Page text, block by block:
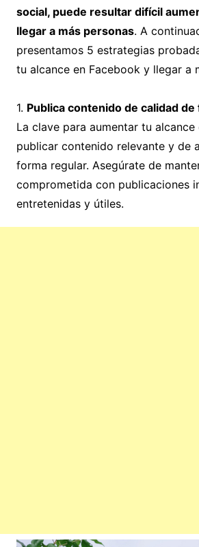
social, puede resultar difícil
llegar a más personas. A
presentamos 5 estrategias
tu alcance en Facebook y llegar a
1. Publica contenido de calidad
La clave para aumentar tu alcance
publicar contenido relevante y de
forma regular. Asegúrate de
comprometida con publicaciones
entretenidas y útiles.